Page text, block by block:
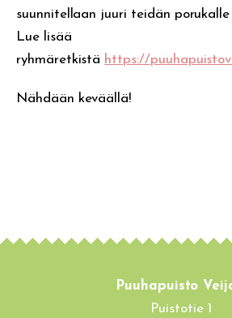
suunnitellaan juuri teidän
Lue lisää
ryhmäretkistä https://
Nähdään keväällä!
Puuhapuisto
Puistotie 1